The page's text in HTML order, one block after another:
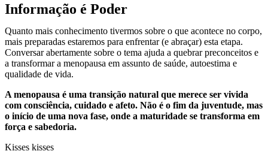
Informação é Poder
Quanto mais conhecimento tivermos sobre o que acontece no corpo,
mais preparadas estaremos para enfrentar (e abraçar) esta etapa.
Conversar abertamente sobre o tema ajuda a quebrar preconceitos e
a transformar a menopausa em assunto de saúde, autoestima e
qualidade de vida.
A menopausa é uma transição natural que merece ser vivida
com consciência, cuidado e afeto. Não é o fim da juventude, mas
o início de uma nova fase, onde a maturidade se transforma em
força e sabedoria.
Kisses kisses